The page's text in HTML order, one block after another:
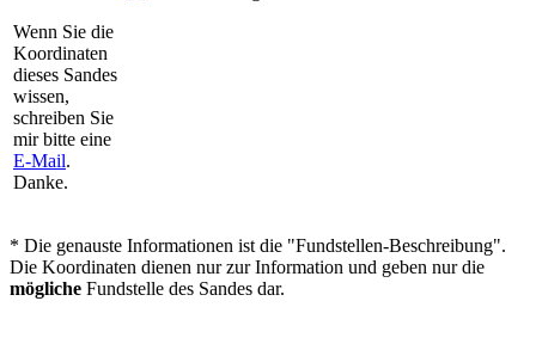
Wenn Sie die
Koordinaten
dieses Sandes
wissen,
schreiben Sie
mir bitte eine
E-Mail.
Danke.
* Die genauste Informationen ist die "Fundstellen-Beschreibung".
Die Koordinaten dienen nur zur Information und geben nur die
mögliche Fundstelle des Sandes dar.